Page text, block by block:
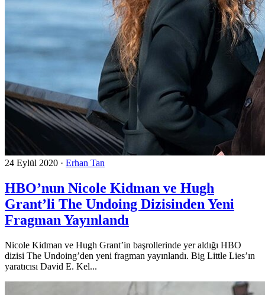
24 Eylül 2020 · Erhan Tan
HBO’nun Nicole Kidman ve Hugh
Grant’li The Undoing Dizisinden Yeni
Fragman Yayınlandı
Nicole Kidman ve Hugh Grant’in başrollerinde yer aldığı HBO
dizisi The Undoing’den yeni fragman yayınlandı. Big Little Lies’ın
yaratıcısı David E. Kel...